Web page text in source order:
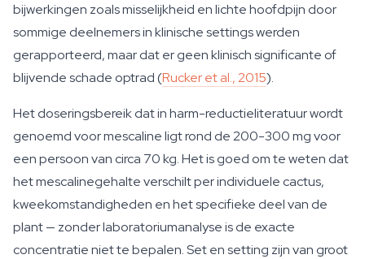
bijwerkingen zoals misselijkheid en lichte hoofdpijn door
sommige deelnemers in klinische settings werden
gerapporteerd, maar dat er geen klinisch significante of
blijvende schade optrad (Rucker et al., 2015).
Het doseringsbereik dat in harm-reductieliteratuur wordt
genoemd voor mescaline ligt rond de 200-300 mg voor
een persoon van circa 70 kg. Het is goed om te weten dat
het mescalinegehalte verschilt per individuele cactus,
kweekomstandigheden en het specifieke deel van de
plant — zonder laboratoriumanalyse is de exacte
concentratie niet te bepalen. Set en setting zijn van groot